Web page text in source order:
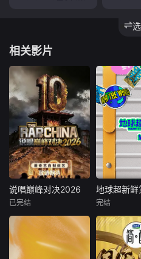
相关影片
说唱巅峰对决2026
艾热
#2026爱桃综快乐
不重样# #说唱十
说唱巅峰对决2026
已完结
地球团继续
球脉络，用
趣的旅行
地球超新鲜
完结